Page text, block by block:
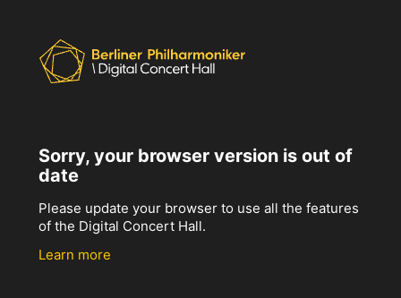
Sorry, your browser version is out of
date
Please update your browser to use all the features
of the Digital Concert Hall.
Learn more